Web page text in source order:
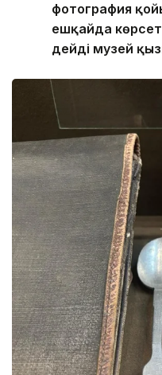
фотография
ешқайда
дейді музей